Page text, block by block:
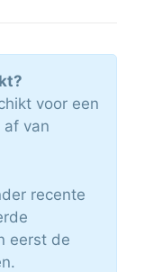
voor een
af van
recente
eerst de